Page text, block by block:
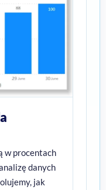
w procentach
danych
jak